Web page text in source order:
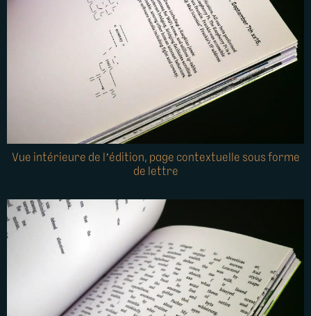
Vue intérieure de l’édition, page contextuelle sous forme
de lettre